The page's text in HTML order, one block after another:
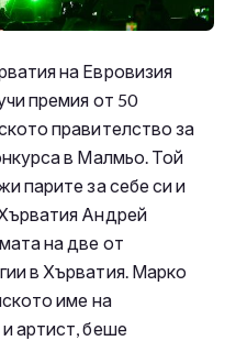
на Евровизия
премия от 50
правителство за
в Малмьо. Той
парите за себе си и
Андрей
на две от
в Хърватия. Марко
име на
артист, беше